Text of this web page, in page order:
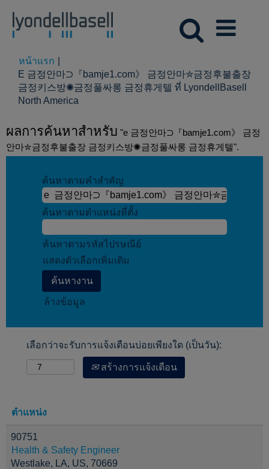
หน้าแรก
E 금정안마⊃『bamje1.com》 금정안마✮금정후불출장
금정키스방✺금정풀싸롱 금정휴게텔 ที่ LyondellBasell
North America
ผลการค้นหาสำหรับ "e 금정안마⊃『bamje1.com》 금정
안마✮금정후불출장 금정키스방✺금정풀싸롱 금정휴게텔".
ค้นหาตามคำสำคัญ
ค้นหาตามตำแหน่งที่ตั้ง
ค้นหาตามรหัสไปรษณีย์
แสดงตัวเลือกเพิ่มเติม
ล้างข้อมูล
เลือกว่าจะรับการแจ้งเตือนบ่อยเพียงใด (เป็นวัน):
สร้างการแจ้งเตือน
ตำแหน่ง
90751
Health & Safety Engineer
Westlake, LA, US, 70669